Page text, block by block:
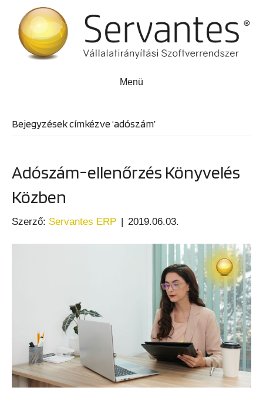
Menü
Bejegyzések címkézve ‘adószám’
Adószám-ellenőrzés Könyvelés
Közben
Szerző: Servantes ERP | 2019.06.03.